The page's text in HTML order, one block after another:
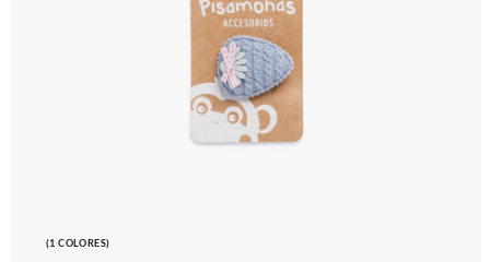
(1 COLORES)